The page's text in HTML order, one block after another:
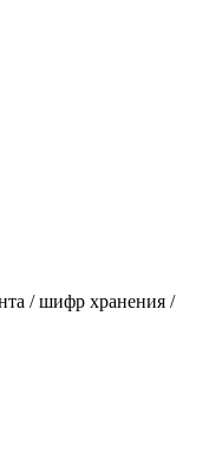
/ шифр хранения /